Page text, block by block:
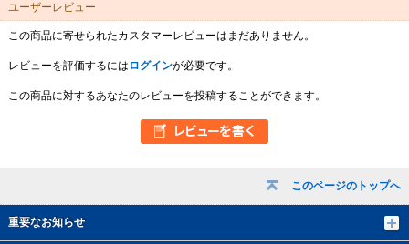
このページのトップへ
重要なお知らせ
ユーザーレビュー
この商品に寄せられたカスタマーレビューはまだありません。
レビューを評価するには ログインが必要です。
この商品に対するあなたのレビューを投稿することができます。